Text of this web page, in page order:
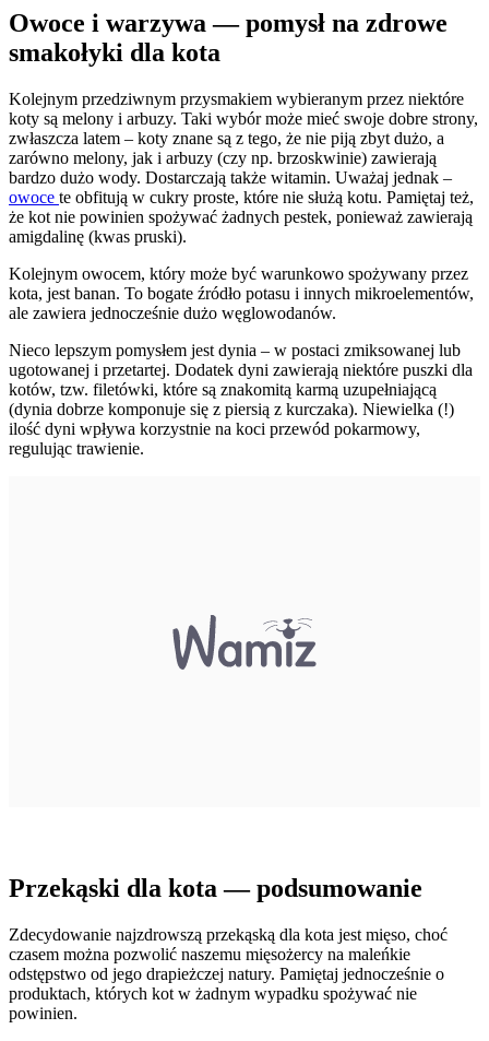
Owoce i warzywa — pomysł na zdrowe
smakołyki dla kota
Kolejnym przedziwnym przysmakiem wybieranym przez niektóre
koty są melony i arbuzy. Taki wybór może mieć swoje dobre strony,
zwłaszcza latem – koty znane są z tego, że nie piją zbyt dużo, a
zarówno melony, jak i arbuzy (czy np. brzoskwinie) zawierają
bardzo dużo wody. Dostarczają także witamin. Uważaj jednak –
owoce te obfitują w cukry proste, które nie służą kotu. Pamiętaj też,
że kot nie powinien spożywać żadnych pestek, ponieważ zawierają
amigdalinę (kwas pruski).
Kolejnym owocem, który może być warunkowo spożywany przez
kota, jest banan. To bogate źródło potasu i innych mikroelementów,
ale zawiera jednocześnie dużo węglowodanów.
Nieco lepszym pomysłem jest dynia – w postaci zmiksowanej lub
ugotowanej i przetartej. Dodatek dyni zawierają niektóre puszki dla
kotów, tzw. filetówki, które są znakomitą karmą uzupełniającą
(dynia dobrze komponuje się z piersią z kurczaka). Niewielka (!)
ilość dyni wpływa korzystnie na koci przewód pokarmowy,
regulując trawienie.
Przekąski dla kota — podsumowanie
Zdecydowanie najzdrowszą przekąską dla kota jest mięso, choć
czasem można pozwolić naszemu mięsożercy na maleńkie
odstępstwo od jego drapieżczej natury. Pamiętaj jednocześnie o
produktach, których kot w żadnym wypadku spożywać nie
powinien.